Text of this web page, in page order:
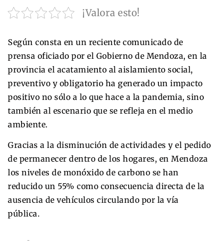
¡Valora esto!
Según consta en un reciente comunicado de
prensa oficiado por el Gobierno de Mendoza, en la
provincia el acatamiento al aislamiento social,
preventivo y obligatorio ha generado un impacto
positivo no sólo a lo que hace a la pandemia, sino
también al escenario que se refleja en el medio
ambiente.
Gracias a la disminución de actividades y el pedido
de permanecer dentro de los hogares, en Mendoza
los niveles de monóxido de carbono se han
reducido un 55% como consecuencia directa de la
ausencia de vehículos circulando por la vía
pública.